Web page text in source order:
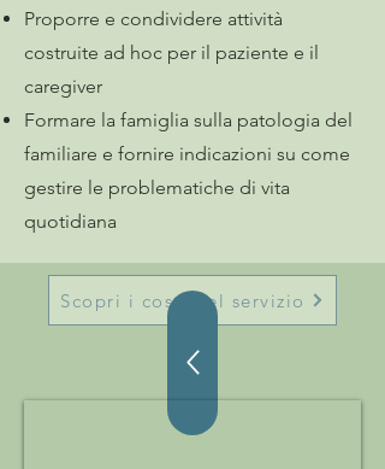
Proporre e condividere attività
costruite ad hoc per il paziente e il
caregiver
Formare la famiglia sulla patologia del
familiare e fornire indicazioni su come
gestire le problematiche di vita
quotidiana
Scopri i costi del servizio